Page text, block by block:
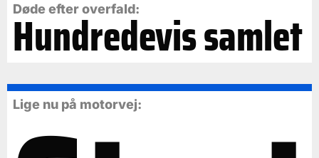
Døde efter overfald:
Hundredevis samlet
Lige nu på motorvej: